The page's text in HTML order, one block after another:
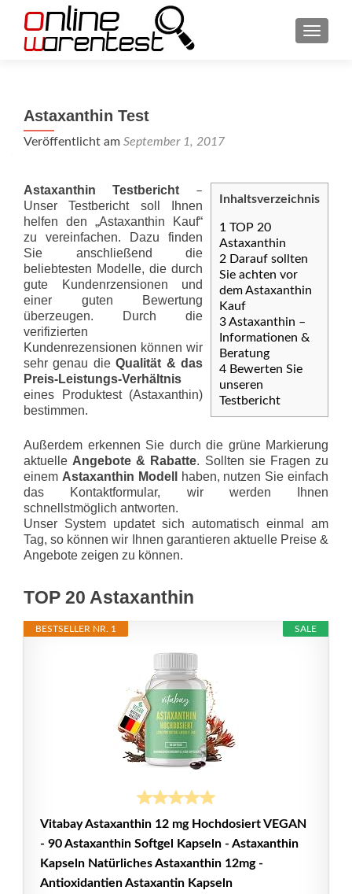
Astaxanthin Test
Veröffentlicht am September 1, 2017
Inhaltsverzeichnis
1 TOP 20
Astaxanthin
2 Darauf sollten
Sie achten vor
dem Astaxanthin
Kauf
3Astaxanthin –
Informationen &
Beratung
4 Bewerten Sie
unseren
Testbericht
Astaxanthin Testbericht –
Unser Testbericht soll Ihnen
helfen den „Astaxanthin Kauf“
zu vereinfachen. Dazu finden
Sie anschließend die
beliebtesten Modelle, die durch
gute Kundenrzensionen und
einer guten Bewertung
überzeugen. Durch die
verifizierten
Kundenrezensionen können wir
sehr genau dieQualität & das
Preis-Leis­tungs-Ver­hält­nis
eines Produktest (Astaxanthin)
bestimmen.
Außerdem erkennen Sie durch die grüne Markierung
aktuelle Angebote & Rabatte. Sollten sie Fragen zu
einem Astaxanthin Modell
haben, nutzen Sie einfach
das Kontaktformular, wir werden Ihnen
schnellstmöglich antworten.
Unser System updatet sich automatisch einmal am
Tag, so können wir Ihnen garantieren aktuelle Preise &
Angebote zeigen zu können.
TOP 20 Astaxanthin
SALE
BESTSELLER NR. 1
Vitabay Astaxanthin 12 mg Hochdosiert VEGAN
- 90 Astaxanthin Softgel Kapseln - Astaxanthin
Kapseln Natürliches Astaxanthin 12mg -
Antioxidantien Astaxantin Kapseln